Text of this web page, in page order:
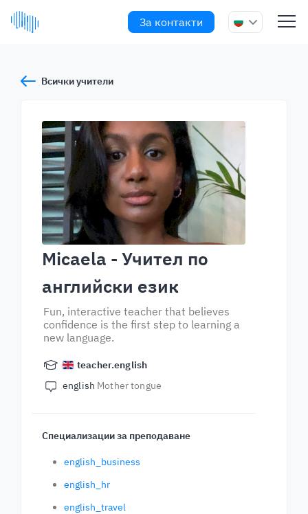
За контакти
Всички учители
Micaela - Учител по
английски език
Fun, interactive teacher that believes
confidence is the first step to learning a
new language.
teacher.english
english Mother tongue
Специализации за преподаване
english_business
english_hr
english_travel